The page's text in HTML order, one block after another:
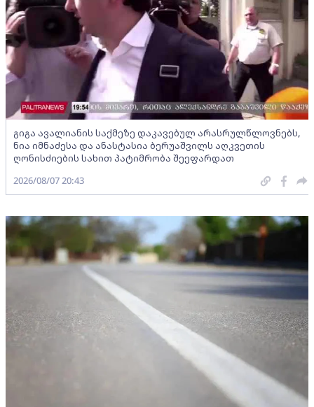
გიგა ავალიანის საქმეზე დაკავებულ არასრულწლოვნებს,
ნია იმნაძესა და ანასტასია ბერუაშვილს აღკვეთის
ღონისძიების სახით პატიმრობა შეეფარდათ
2026/08/07 20:43